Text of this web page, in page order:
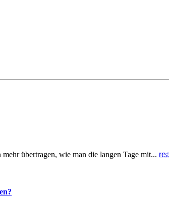
übertragen, wie man die langen Tage mit...